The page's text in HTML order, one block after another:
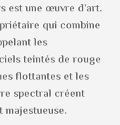
est une œuvre d’art.
qui combine
les
teintés de rouge
flottantes et les
spectral créent